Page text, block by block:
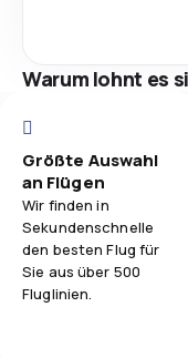
Warum lohnt es
Größte Auswahl
an Flügen
Wir finden in
Sekundenschnelle
den besten Flug für
Sie aus über 500
Fluglinien.